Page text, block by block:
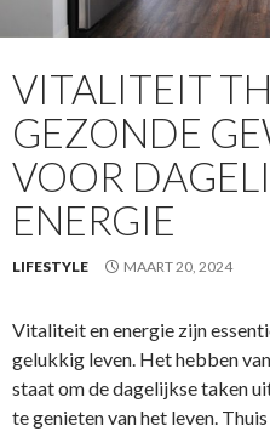
VITALITEIT
GEZONDE
VOOR
ENERGIE
LIFESTYLE MAART 20, 2024
Vitaliteit en energie zijn
gelukkig leven. Het hebben
staat om de dagelijkse taken
te genieten van het leven.